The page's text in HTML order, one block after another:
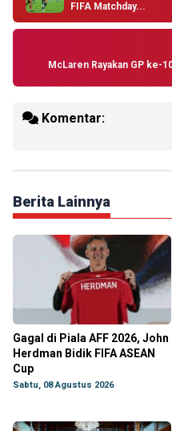
FIFA Matchday...
McLaren Rayakan GP ke-
Komentar:
Berita Lainnya
Gagal di Piala AFF 2026, John
Herdman Bidik FIFA ASEAN
Cup
Sabtu, 08 Agustus 2026